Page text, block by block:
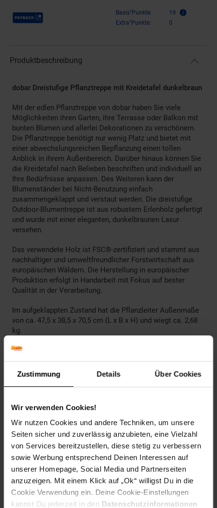
Zustimmung Details Über Cookies
Wir verwenden Cookies!
Wir nutzen Cookies und andere Techniken, um unsere
Seiten sicher und zuverlässig anzubieten, eine Vielzahl
von Services bereitzustellen, diese stetig zu verbessern
sowie Werbung entsprechend Deinen Interessen auf
unserer Homepage, Social Media und Partnerseiten
anzuzeigen. Mit einem Klick auf „Ok“ willigst Du in die
Cookie Verwendung ein. Deine Cookie-Einstellungen
kannst Du jederzeit in den Datenschutzinformationen
Payback Punkte Basis°Punkte:
19
Extra°Punkte:
0
Produktbeschreibung
dobar Dreistufige Pflanztreppe mit Kreidetafel dunkelbraun
Mit der edlen Pflanztreppe von dobar haben Sie viele
Möglichkeiten ihren Garten, ihre Terrasse oder Balkon mit
bunten Blumen und allerlei Dekorationen zu verschönern.
Die Pflanztreppe benötigt nur wenig Platz und bietet mit
einer abwechslungsreichen Bepflanzung einen tollen
Anblick in ihrem Außenbereich. Darüber hinaus können Sie
die Kreidetafel nach Belieben beschriften und individuell an
Ihre Bedürfnisse anpassen. Des Weiteren kann der
Blumenständer bei Nicht-Benutzung einfach
zusammengeklappt und verstaut werden. Die dreistufige
Outdoor-Blumentreppe ist aus robustem Erlenholz gefertigt
und wurde mit einer eleganten, dunkelbraunen Lasur
versehen.
Das verwendete Holz ist FSC®-zertifiziert und stammt aus
nachhaltiger und umweltfreundlicher Forstwirtschaft aus
europäischen Wäldern. Die Herstellung in europäischer
Produktion erfolgt in Handarbeit mit Fokus auf bester
Qualität in der Verarbeitung.
Im aufgeklappten Zustand hat die Pflanzleiter Außenmaße
von ca. 47,5 x 38,5 x 70,5 cm (L x B x H) und wiegt ca. 2,68
kg.
Funktionen: Dekorationsgegenstand zum Ausstellen
von Blumen
Netto-Gewicht: 2,68 kg
Netto-Maße: 47,5 x 38,5 x 70,5 cm
Material: Hauptholzart Erle (Alnus), farbig lasiert
Artikelnummer: 2513997000
EAN: 4055894294048
Artikel gehört zur Kategorie:Pflanztische